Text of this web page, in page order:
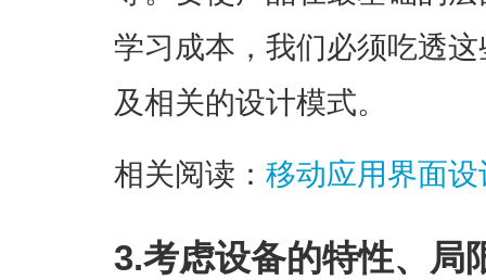
学习成本，我们必须吃透
及相关的设计模式。
相关阅读： 移动应用界面
3.考虑设备的特性、局